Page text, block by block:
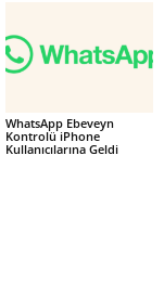
WhatsApp Ebeveyn
Kontrolü iPhone
Kullanıcılarına Geldi